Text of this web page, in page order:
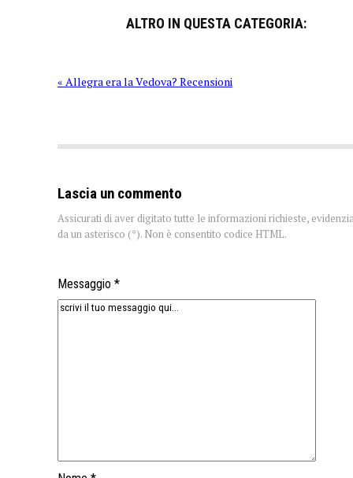
ALTRO IN QUESTA CATEGORIA:
« Allegra era la Vedova? Recensioni
Lascia un commento
Assicurati di aver digitato tutte le informazioni richieste,
da un asterisco (*). Non è consentito codice HTML.
Messaggio *